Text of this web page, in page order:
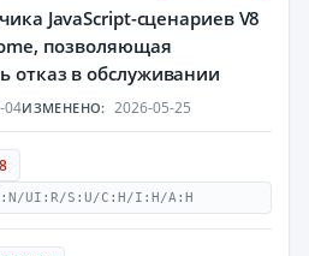
JavaScript-сценариев V8
позволяющая
отказ в обслуживании
04ИЗМЕНЕНО: 2026-05-25
UI:R/S:U/C:H/I:H/A:H